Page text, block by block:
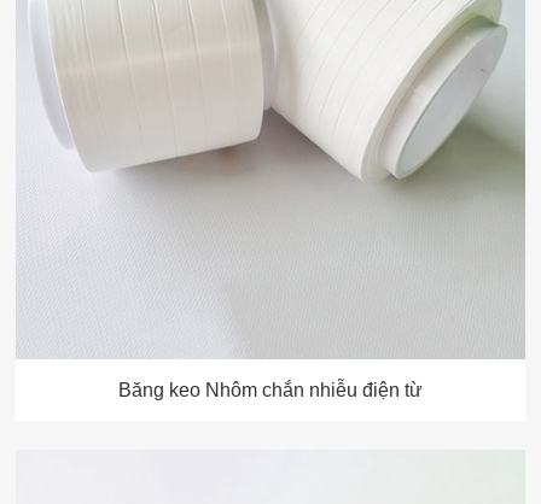
Băng keo Nhôm chắn nhiễu điện từ